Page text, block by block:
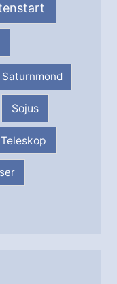
Saturnmond
Sojus
Teleskop